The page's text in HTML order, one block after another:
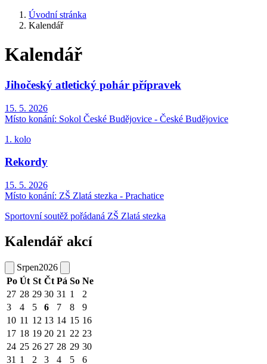
Úvodní stránka
Kalendář
Kalendář
Jihočeský atletický pohár přípravek
15. 5. 2026
Místo konání: Sokol České Budějovice - České Budějovice
1. kolo
Rekordy
15. 5. 2026
Místo konání: ZŠ Zlatá stezka - Prachatice
Sportovní soutěž pořádaná ZŠ Zlatá stezka
Kalendář akcí
Srpen2026
Po Út St Čt Pá So Ne
27 28 29 30 31 1
2
3
4 5 6 7 8
9
10 11 12 13 14 15 16
17 18 19 20 21 22 23
24 25 26 27 28 29 30
31 1 2 3 4 5 6